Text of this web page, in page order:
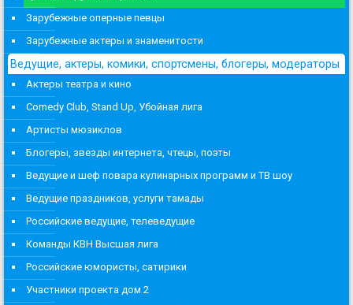
Зарубежные оперные певцы
Зарубежные актеры и знаменитости
Ведущие, актеры, комики, спортсмены, блогеры, модераторы
Актеры театра и кино
Comedy Club, Stand Up, Убойная лига
Артисты мюзиклов
Блогеры, звезды интернета, чтецы, поэты
Ведущие и шеф повара кулинарных программ и ТВ шоу
Ведущие праздников, услуги тамады
Российские ведущие, телеведущие
Команды КВН Высшая лига
Российские юмористы, сатирики
Участники проекта дом 2